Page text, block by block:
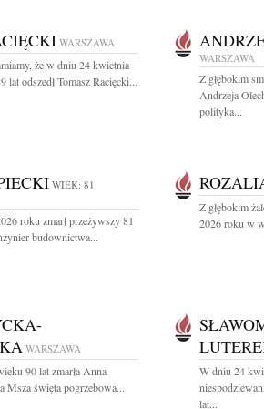
WARSZAWA
że w dniu 24 kwietnia
odszedł Tomasz Racięcki...
WARSZAWA
Z głębokim
Andrzeja
polityka...
WIEK: 81
roku zmarł przeżywszy 81
budownictwa...
Z głębokim
2026 roku w
WARSZAWA
90 lat zmarła Anna
Msza święta pogrzebowa...
W dniu 24
lat...